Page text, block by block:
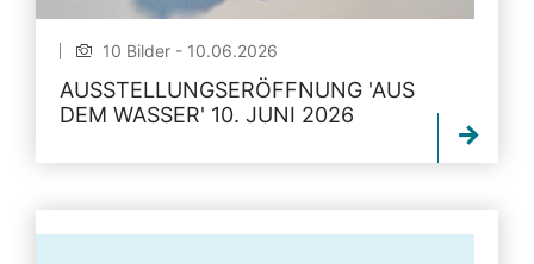
10 Bilder - 10.06.2026
AUSSTELLUNGSERÖFFNUNG 'AUS
DEM WASSER' 10. JUNI 2026